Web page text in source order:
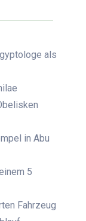
als
in Abu
5
Fahrzeug